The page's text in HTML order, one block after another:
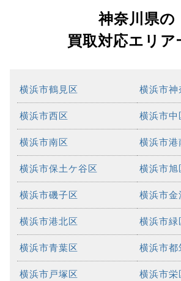
神奈川県の
買取対応エリア
横浜市鶴見区 横浜市神
横浜市西区 横浜市中
横浜市南区 横浜市港
横浜市保土ケ谷区 横浜市旭
横浜市磯子区 横浜市金
横浜市港北区 横浜市緑
横浜市青葉区 横浜市都
横浜市戸塚区 横浜市栄